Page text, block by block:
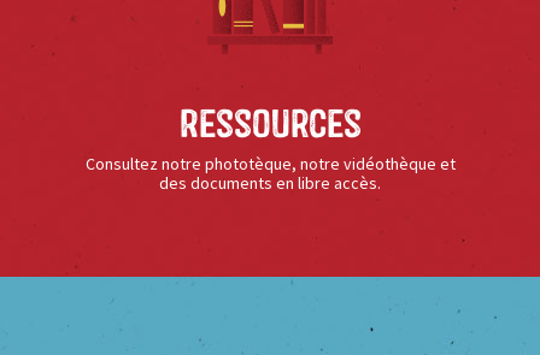
Ressources
Consultez notre phototèque, notre vidéothèque et
des documents en libre accès.